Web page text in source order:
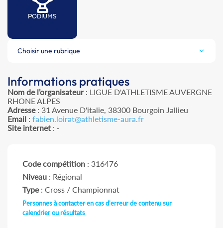
PODIUMS
Choisir une rubrique
Informations pratiques
Nom de l’organisateur: LIGUE D'ATHLETISME AUVERGNE
RHONE ALPES
Adresse: 31 Avenue D'italie, 38300 Bourgoin Jallieu
Email : fabien.loirat@athletisme-aura.fr
Site internet : -
Code compétition : 316476
Niveau : Régional
Type: Cross / Championnat
Personnes à contacter en cas d'erreur de contenu sur
calendrier ou résultats